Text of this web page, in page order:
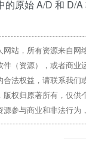
原始 A/D 和 D/
站，所有资源来自网
（资源），或者商业
法权益，请联系我们
权归原著所有，仅供
参与商业和非法行为